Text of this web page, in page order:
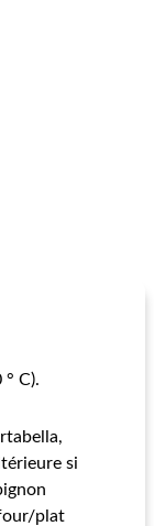
C).
si
plat